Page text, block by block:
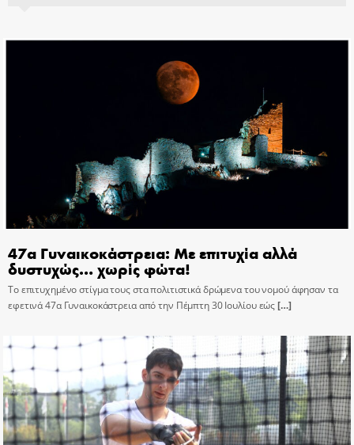
47α Γυναικοκάστρεια: Με επιτυχία αλλά
δυστυχώς… χωρίς φώτα!
Το επιτυχημένο στίγμα τους στα πολιτιστικά δρώμενα του νομού άφησαν τα
εφετινά 47α Γυναικοκάστρεια από την Πέμπτη 30 Ιουλίου εώς[…]